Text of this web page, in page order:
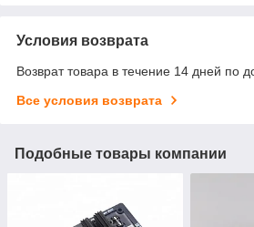
Условия возврата
Возврат товара в течение 14 дней по
Все условия возврата
Подобные товары компании